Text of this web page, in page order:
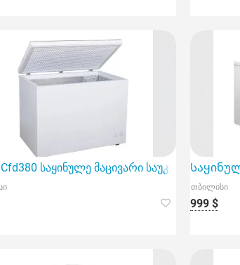
იდეალური დამატება.
საყინულე მაცივარი საუკეთესო
თბილისი
999 $